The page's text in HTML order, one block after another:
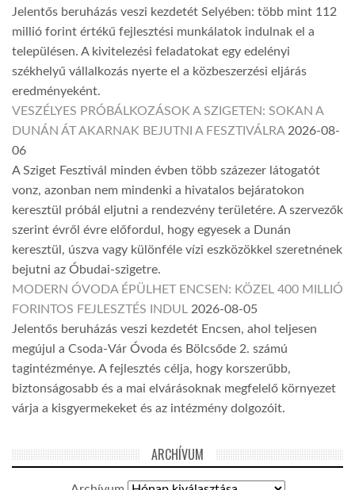
Jelentős beruházás veszi kezdetét Selyében: több mint 112
millió forint értékű fejlesztési munkálatok indulnak el a
településen. A kivitelezési feladatokat egy edelényi
székhelyű vállalkozás nyerte el a közbeszerzési eljárás
eredményeként.
VESZÉLYES PRÓBÁLKOZÁSOK A SZIGETEN: SOKAN A
DUNÁN ÁT AKARNAK BEJUTNI A FESZTIVÁLRA 2026-08-
06
A Sziget Fesztivál minden évben több százezer látogatót
vonz, azonban nem mindenki a hivatalos bejáratokon
keresztül próbál eljutni a rendezvény területére. A szervezők
szerint évről évre előfordul, hogy egyesek a Dunán
keresztül, úszva vagy különféle vízi eszközökkel szeretnének
bejutni az Óbudai-szigetre.
MODERN ÓVODA ÉPÜLHET ENCSEN: KÖZEL 400 MILLIÓ
FORINTOS FEJLESZTÉS INDUL 2026-08-05
Jelentős beruházás veszi kezdetét Encsen, ahol teljesen
megújul a Csoda-Vár Óvoda és Bölcsőde 2. számú
tagintézménye. A fejlesztés célja, hogy korszerűbb,
biztonságosabb és a mai elvárásoknak megfelelő környezet
várja a kisgyermekeket és az intézmény dolgozóit.
ARCHÍVUM